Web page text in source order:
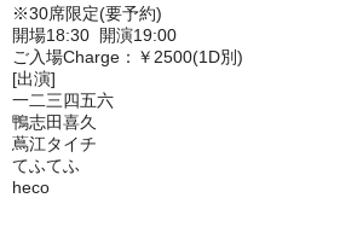
※30席限定(要予約)
開場18:30 開演19:00
ご入場Charge：￥2500(1D別)
[出演]
一二三四五六
鴨志田喜久
蔦江タイチ
てふてふ
heco